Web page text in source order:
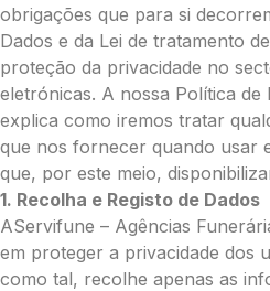
obrigações que para si
Dados e da Lei de tratamento
proteção da privacidade no
eletrónicas. A nossa Política de
explica como iremos tratar
que nos fornecer quando usar
que, por este meio,
1. Recolha e Registo de Dados
AServifune – Agências
em proteger a privacidade dos
como tal, recolhe apenas as